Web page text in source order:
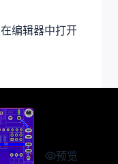
在编辑器中打开
预览